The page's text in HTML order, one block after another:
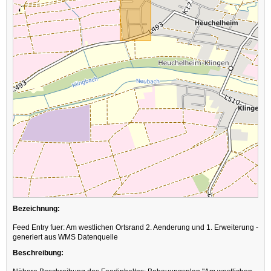
Bezeichnung:
Feed Entry fuer: Am westlichen Ortsrand 2. Aenderung und 1. Erweiterung -
generiert aus WMS Datenquelle
Beschreibung: